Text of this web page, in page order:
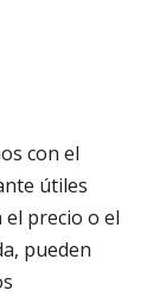
con el
útiles
precio o el
pueden